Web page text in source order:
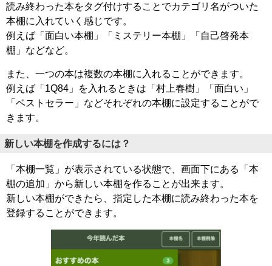
読み終わった本をタグ付けすることでカテゴリ名がついた
本棚に入れていく感じです。
例えば「面白い本棚」「ミステリー本棚」「自己啓発本
棚」などなど。
また、一つの本は複数の本棚に入れることができます。
例えば「1Q84」を入れるときは「村上春樹」「面白い」
「ベストセラー」などそれぞれの本棚に設定することがで
きます。
新しい本棚を作成するには？
「本棚一覧」が表示されている状態で、画面下にある「本
棚の追加」から新しい本棚を作ることが出来ます。
新しい本棚ができたら、指定した本棚に読み終わった本を
登録することができます。